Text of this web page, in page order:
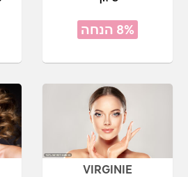
8% הנחה
VIRGINIE